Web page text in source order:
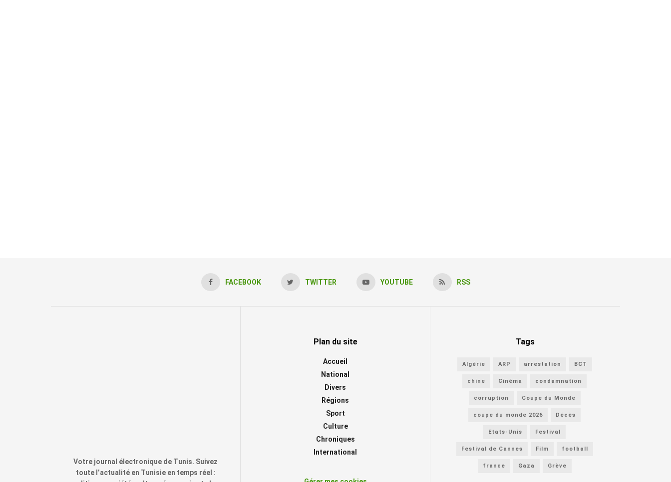
FACEBOOK TWITTER YOUTUBE RSS
Votre journal électronique de Tunis. Suivez
toute l’actualité en Tunisie en temps réel :
Plan du site
Accueil
National
Divers
Régions
Sport
Culture
Chroniques
International
Tags
Algérie ARP arrestation BCT
chine Cinéma condamnation
corruption Coupe du Monde
coupe du monde 2026 Décès
Etats-Unis Festival
Festival de Cannes Film football
france Gaza Grève